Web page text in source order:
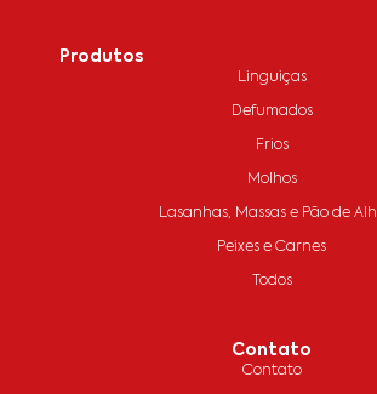
Produtos
Linguiças
Defumados
Frios
Molhos
Lasanhas, Massas e Pão de
Peixes e Carnes
Todos
Contato
Contato